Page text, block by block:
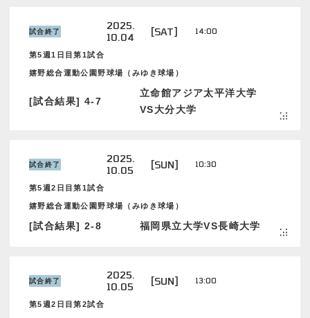
試合終了
2025.
10.04
[SAT] 14:00
第5週1日目第1試合
嬉野総合運動公園野球場（みゆき球場）
[試合結果] 4-7
立命館アジア太平洋大学
VS大分大学
試合終了
2025.
10.05
[SUN] 10:30
第5週2日目第1試合
嬉野総合運動公園野球場（みゆき球場）
[試合結果] 2-8 福岡県立大学VS長崎大学
試合終了
2025.
10.05
[SUN] 13:00
第5週2日目第2試合